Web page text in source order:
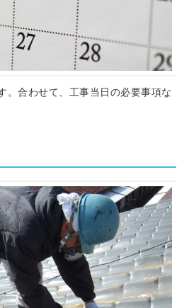
。合わせて、工事当日の必要事項な